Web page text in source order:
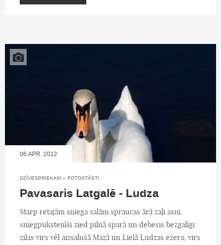
06.APR, 2012
DZĪVESPRIEKAM » FOTOSTĀSTI
Pavasaris Latgalē - Ludza
Starp retajām sniega salām spraucas ārā zaļi asni,
sniegpukstenīši zied pilnā sparā un debesis bezgalīgi
zilas virs vēl aizsalušā Mazā un Lielā Ludzas ezera, virs